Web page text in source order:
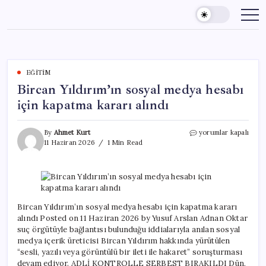
content
EĞITIM
Bircan Yıldırım’ın sosyal medya hesabı
için kapatma kararı alındı
By Ahmet Kurt
11 Haziran 2026
1 Min Read
Bircan
hesabı
için
kararı
alındı
için
yorumlar kapalı
Bircan Yıldırım’ın sosyal medya hesabı için kapatma kararı
alındı Posted on 11 Haziran 2026 by Yusuf Arslan Adnan Oktar
suç örgütüyle bağlantısı bulunduğu iddialarıyla anılan sosyal
medya içerik üreticisi Bircan Yıldırım hakkında yürütülen
“sesli, yazılı veya görüntülü bir ileti ile hakaret” soruşturması
devam ediyor. ADLİ KONTROLLE SERBEST BIRAKILDI Dün,